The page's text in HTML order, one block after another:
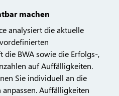
machen
analysiert die aktuelle
BWA sowie die Erfolgs-,
auf Auffälligkeiten.
Sie individuell an die
Auffälligkeiten